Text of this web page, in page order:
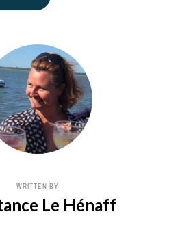
WRITTEN BY
Le Hénaff